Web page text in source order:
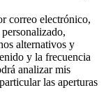
correo electrónico,
alternativos y
y la frecuencia
analizar mis
las aperturas